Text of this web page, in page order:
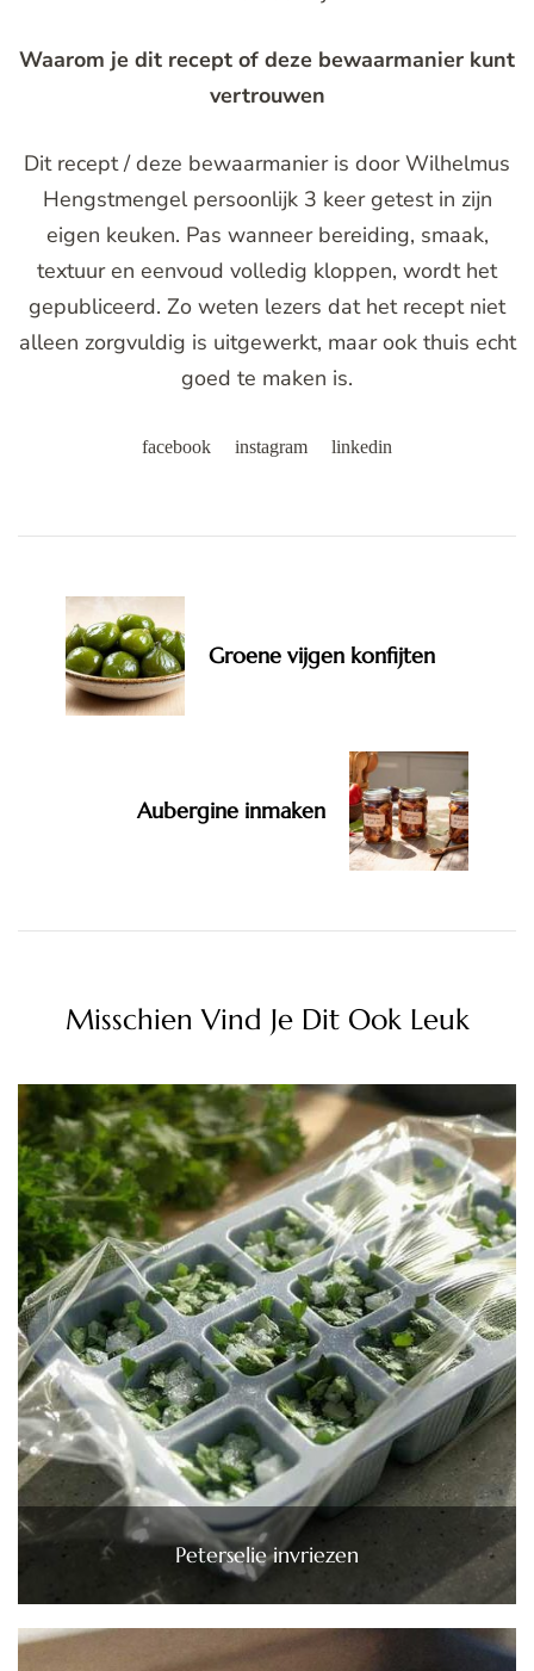
Waarom je dit recept of deze bewaarmanier kunt
vertrouwen
Dit recept / deze bewaarmanier is door Wilhelmus
Hengstmengel persoonlijk 3 keer getest in zijn
eigen keuken. Pas wanneer bereiding, smaak,
textuur en eenvoud volledig kloppen, wordt het
gepubliceerd. Zo weten lezers dat het recept niet
alleen zorgvuldig is uitgewerkt, maar ook thuis echt
goed te maken is.
facebook instagram linkedin
Navigation
Groene vijgen konfijten
Aubergine inmaken
Misschien Vind Je Dit Ook Leuk
Peterselie invriezen